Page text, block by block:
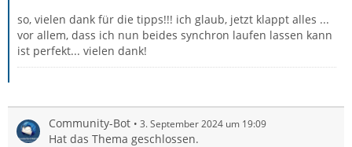
so, vielen dank für die tipps!!! ich glaub, jetzt klappt alles ...
vor allem, dass ich nun beides synchron laufen lassen kann
ist perfekt... vielen dank!
Community-Bot 3. September 2024 um 19:09
Hat das Thema geschlossen.